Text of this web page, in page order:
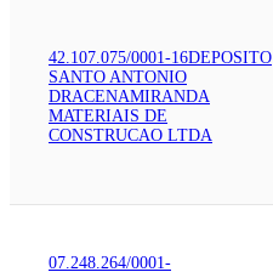
42.107.075/0001-16DEPOSITO
SANTO ANTONIO
DRACENAMIRANDA
MATERIAIS DE
CONSTRUCAO LTDA
07.248.264/0001-